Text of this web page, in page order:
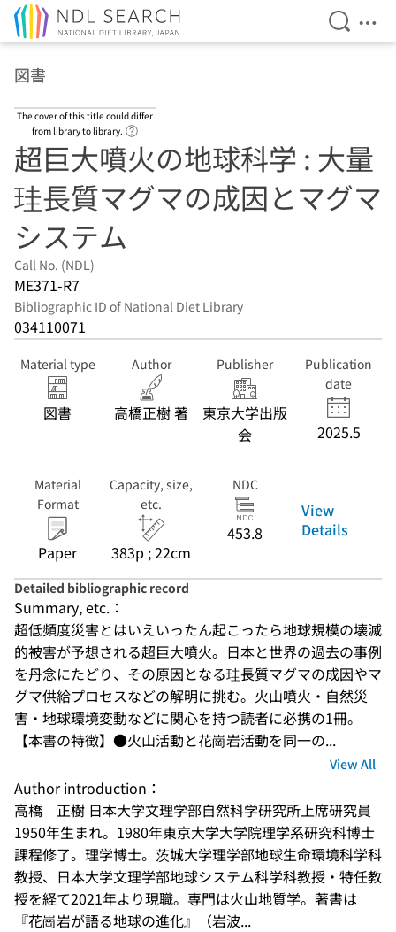
Open
図書
The cover of this title could differ
from library to library.
超巨大噴火の地球科学 : 大量
珪長質マグマの成因とマグマ
システム
Call No. (NDL)
ME371-R7
Bibliographic ID of National Diet Library
034110071
Material type
図書
Author
高橋正樹 著
Publisher
東京大学出版
会
Publication
date
2025.5
Material
Format
Paper
Capacity, size,
etc.
383p ; 22cm
NDC
453.8
View
Details
Detailed bibliographic record
Summary, etc.：
超低頻度災害とはいえいったん起こったら地球規模の壊滅
的被害が予想される超巨大噴火。日本と世界の過去の事例
を丹念にたどり、その原因となる珪長質マグマの成因やマ
グマ供給プロセスなどの解明に挑む。火山噴火・自然災
害・地球環境変動などに関心を持つ読者に必携の1冊。
【本書の特徴】●火山活動と花崗岩活動を同一の...
View All
Author introduction：
高橋　正樹 日本大学文理学部自然科学研究所上席研究員
1950年生まれ。1980年東京大学大学院理学系研究科博士
課程修了。理学博士。茨城大学理学部地球生命環境科学科
教授、日本大学文理学部地球システム科学科教授・特任教
授を経て2021年より現職。専門は火山地質学。著書は
『花崗岩が語る地球の進化』（岩波...